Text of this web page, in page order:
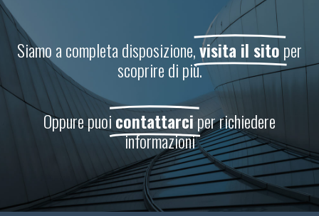
Siamo a completa disposizione,visita il sitoper
scoprire di più.
Oppure puoicontattarciper richiedere
informazioni